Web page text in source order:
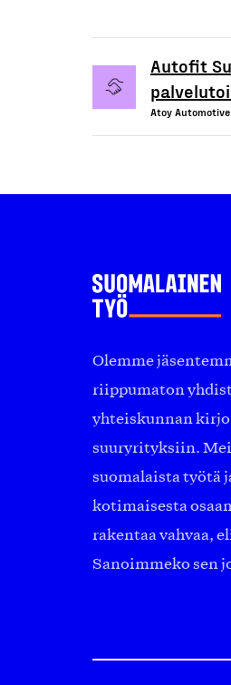
Autofit
Atoy
Olemme
riippumaton
yhteiskunnan kirjo
suuryrityksiin.
suomalaista työtä
kotimaisesta
rakentaa vahvaa,
Sanoimmeko sen